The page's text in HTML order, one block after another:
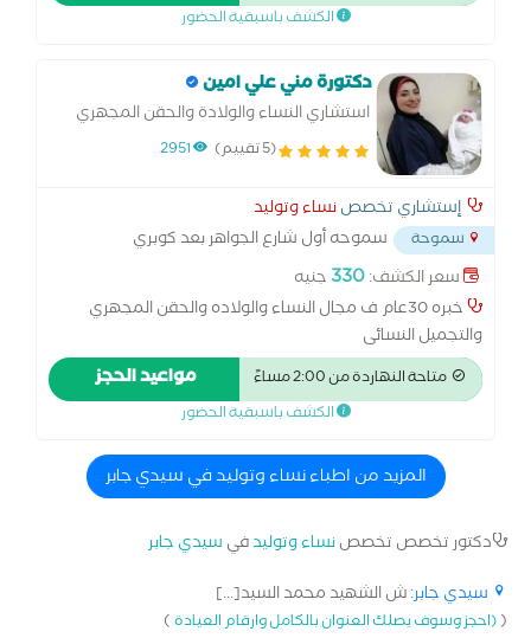
الكشف باسبقية الحضور
دكتورة مني علي امين
استشاري النساء والولادة والحقن المجهري
والتجميل النسائى
(5 تقييم) 2951
إستشاري تخصصنساء وتوليد
سموحة
سموحه أول شارع الجواهر بعد كوبري
الإبراهيمية...
سعر الكشف:330 جنيه
خبره 30عام ف مجال النساء والولاده والحقن المجهري
والتجميل النسائى
متاحة النهاردة من 2:00 مساءً مواعيد الحجز
الكشف باسبقية الحضور
المزيد من اطباء نساء وتوليد في سيدي جابر
دكتور تخصص تخصصنساء وتوليدفي سيدي جابر
سيدي جابر: ش الشهيد محمد السيد[...]
((احجز وسوف يصلك العنوان بالكامل وارقام العيادة)